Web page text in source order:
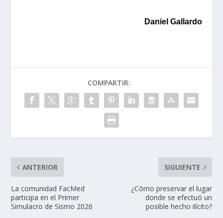
Daniel Gallardo
COMPARTIR:
ANTERIOR
La comunidad FacMed
participa en el Primer
Simulacro de Sismo 2026
SIGUIENTE
¿Cómo preservar el lugar
donde se efectuó un
posible hecho ilícito?